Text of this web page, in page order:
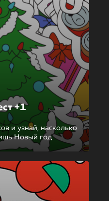
+1
и узнай, насколько
Новый год